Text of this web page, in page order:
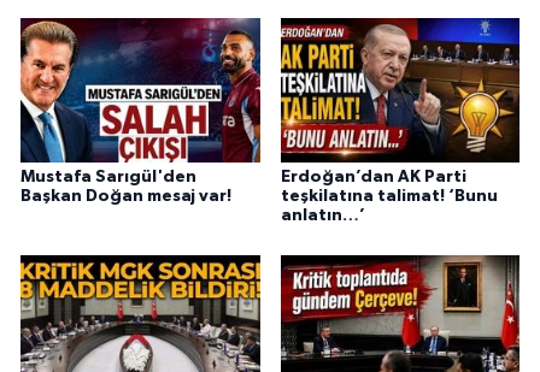
Mustafa Sarıgül'den
Başkan Doğan mesaj var!
Erdoğan’dan AK Parti
teşkilatına talimat! ‘Bunu
anlatın…’